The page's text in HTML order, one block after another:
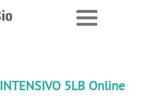
INTENSIVO 5LB Online